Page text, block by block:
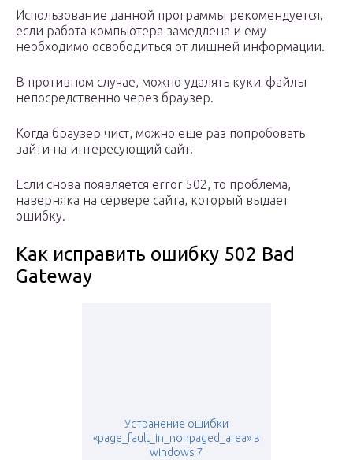
Использование данной программы рекомендуется,
если работа компьютера замедлена и ему
необходимо освободиться от лишней информации.
В противном случае, можно удалять куки-файлы
непосредственно через браузер.
Когда браузер чист, можно еще раз попробовать
зайти на интересующий сайт.
Если снова появляется error 502, то проблема,
наверняка на сервере сайта, который выдает
ошибку.
Как исправить ошибку 502 Bad
Gateway
Устранение ошибки
«page_fault_in_nonpaged_area» в
windows 7